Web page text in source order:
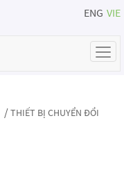
ENG VIE
/THIẾT BỊ CHUYỂN ĐỔI